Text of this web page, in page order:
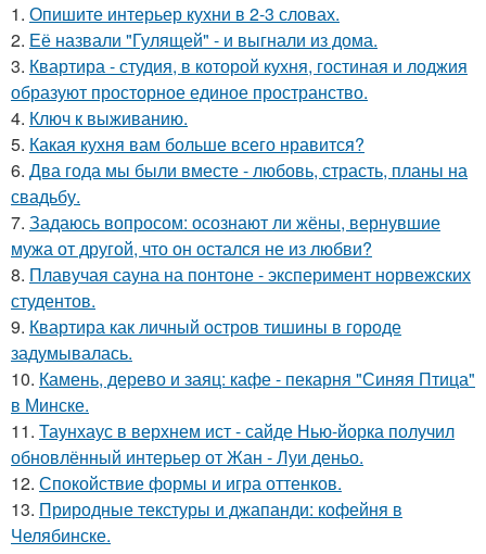
1. Опишите интерьер кухни в 2-3 словах.
2. Её назвали "Гулящей" - и выгнали из дома.
3. Квартира - студия, в которой кухня, гостиная и лоджия
образуют просторное единое пространство.
4. Ключ к выживанию.
5. Какая кухня вам больше всего нравится?
6. Два года мы были вместе - любовь, страсть, планы на
свадьбу.
7. Задаюсь вопросом: осознают ли жёны, вернувшие
мужа от другой, что он остался не из любви?
8. Плавучая сауна на понтоне - эксперимент норвежских
студентов.
9. Квартира как личный остров тишины в городе
задумывалась.
10. Камень, дерево и заяц: кафе - пекарня "Синяя Птица"
в Минске.
11. Таунхаус в верхнем ист - сайде Нью-йорка получил
обновлённый интерьер от Жан - Луи деньо.
12. Спокойствие формы и игра оттенков.
13. Природные текстуры и джапанди: кофейня в
Челябинске.